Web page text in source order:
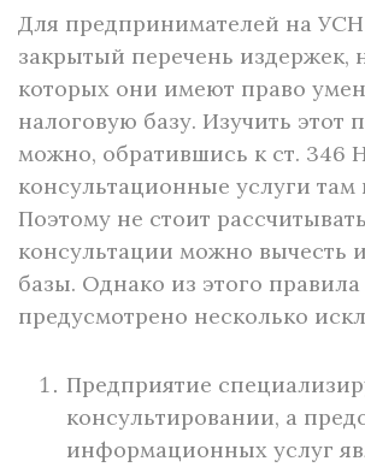
Для предпринимателей на УСН
закрытый перечень издержек,
которых они имеют право
налоговую базу. Изучить этот
можно, обратившись к ст. 346
консультационные услуги
Поэтому не стоит
консультации можно вычесть
базы. Однако из этого правила
предусмотрено несколько
Предприятие
консультировании, а
информационных услуг